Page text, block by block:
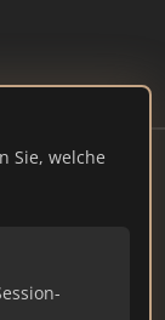
Sie, welche